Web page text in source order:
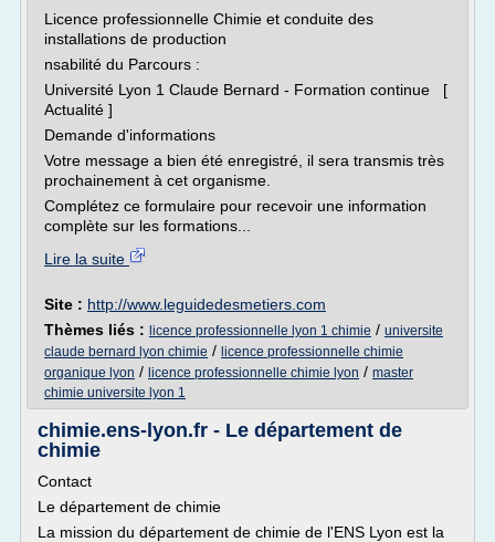
Licence professionnelle Chimie et conduite des
installations de production
nsabilité du Parcours :
Université Lyon 1 Claude Bernard - Formation continue [
Actualité ]
Demande d'informations
Votre message a bien été enregistré, il sera transmis très
prochainement à cet organisme.
Complétez ce formulaire pour recevoir une information
complète sur les formations...
Lire la suite
Site : http://www.leguidedesmetiers.com
Thèmes liés : licence professionnelle lyon 1 chimie / universite
claude bernard lyon chimie / licence professionnelle chimie
organique lyon / licence professionnelle chimie lyon / master
chimie universite lyon 1
chimie.ens-lyon.fr - Le département de
chimie
Contact
Le département de chimie
La mission du département de chimie de l'ENS Lyon est la